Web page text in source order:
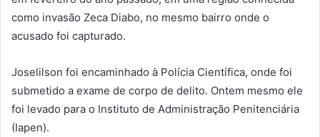
como invasão Zeca Diabo, no mesmo bairro onde o
acusado foi capturado.
Joselilson foi encaminhado à Polícia Científica, onde foi
submetido a exame de corpo de delito. Ontem mesmo ele
foi levado para o Instituto de Administração Penitenciária
(Iapen).